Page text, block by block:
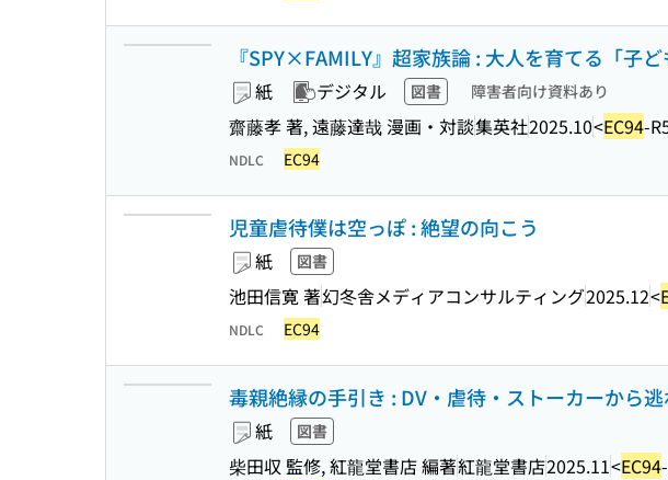
『SPY×FAMILY』超家族論 : 大人を育てる「子ど
紙 デジタル 図書 障害者向け資料あり
齋藤孝 著, 遠藤達哉 漫画・対談集英社2025.10<EC94-
NDLC EC94
児童虐待僕は空っぽ : 絶望の向こう
紙 図書
池田信寛 著幻冬舎メディアコンサルティング2025.12<
NDLC EC94
毒親絶縁の手引き : DV・虐待・ストーカーから
紙 図書
柴田収 監修, 紅龍堂書店 編著紅龍堂書店2025.11<EC94